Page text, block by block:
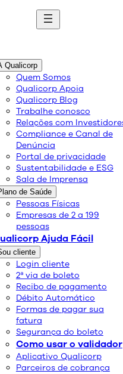
Qualicorp
Quem Somos
Qualicorp Apoia
Qualicorp Blog
Trabalhe conosco
Relações com
Compliance e Canal de
Denúncia
Portal de privacidade
Sustentabilidade e ESG
Sala de Imprensa
de Saúde
Pessoas Físicas
Empresas de 2 a 199
pessoas
Ajuda Fácil
cliente
Login cliente
2ª via de boleto
Recibo de pagamento
Débito Automático
Formas de pagar sua
fatura
Segurança do boleto
Como usar o validador
Aplicativo Qualicorp
Parceiros de cobrança
e
as melhores
estar.
Doenças e Tratamentos
utilizados